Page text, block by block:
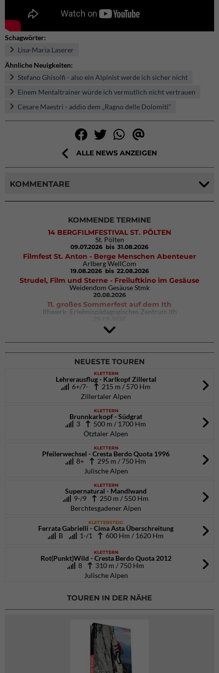
Schagwörter:
Lisa-Maria Laserer
Ähnliche Neuigkeiten:
Stefano Ghisolfi - also ein Alpinist werde ich sicher nicht
Einem Mentaltrainer würde ich vermutlich nicht vertrauen
Cesare Maestri - addio dem „Ragno delle Dolomiti“
ALLE NEWS ANZEIGEN
KOMMENTARE
KOMMENDE TERMINE
14 BERGFILMFESTIVAL ST. PÖLTEN
St. Pölten
09.07.2026 bis 31.08.2026
Filmfest St. Anton - Berge Menschen Abenteuer
Arlberg WellCom
19.08.2026 bis 22.08.2026
Strudel, Film und Sterne - Freiluftkino im Gesäuse
Weidendom Gesäuse Stmk
20.08.2026
11. großes Sommerfest auf dem Ith
Ithwerk- Erlebnispädagogisches Zentrum Ith
4Blocs KIDS 2026
DAV Kletter- & Boulderzentrum München Süd (Thalkirchen)
NEUESTE TOUREN
KLETTERN
Lehrerausflug - Karlkopf Zillertal
6+/7-
215 m / 570 Hm
Zillertaler Alpen
KLETTERN
Brunnkarkopf - Südgrat
3
500 m / 1700 Hm
Ötztaler Alpen
KLETTERN
Pfeilerwechsel - Cresta Berdo Quota 1996
8+
295 m / 750 Hm
Julische Alpen
KLETTERN
Supernatural - Mandlwand
9-/9
250 m / 550 Hm
Berchtesgadener Alpen
KLETTERSTEIG
Ferrata Gabrielli - Cima Asta Überschreitung
B
1-/1 600 Hm / 1620 Hm
KLETTERN
Rot(Punkt)Wild - Cresta Berdo Quota 2012
8
310 m / 750 Hm
Julische Alpen
TOUREN IN DER NÄHE